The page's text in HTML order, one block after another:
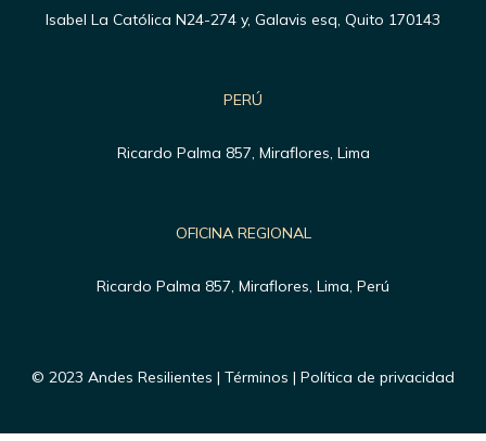
Isabel La Católica N24-274 y, Galavis esq, Quito 170143
PERÚ
Ricardo Palma 857, Miraflores, Lima
OFICINA REGIONAL
Ricardo Palma 857, Miraflores, Lima, Perú
© 2023 Andes Resilientes | Términos | Política de privacidad